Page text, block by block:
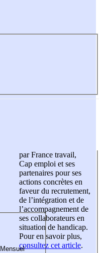
par France travail,
Cap emploi et ses
partenaires pour ses
actions concrètes en
faveur du recrutement,
de l’intégration et de
l’accompagnement de
ses collaborateurs en
situation de handicap.
Pour en savoir plus,
consultez cet article.